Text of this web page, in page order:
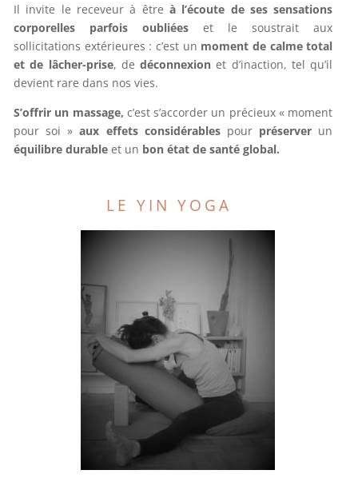
Il invite le receveur à être à l’écoute de ses sensations
corporelles parfois oubliées et le soustrait aux
sollicitations extérieures : c’est un moment de calme total
et de lâcher-prise, dedéconnexion et d’inaction, tel qu’il
devient rare dans nos vies.
S’offrir un massage, c’est s’accorder un précieux « moment
pour soi »aux effets considérables pourpréserver un
équilibre durable et un bon état de santé global.
LE YIN YOGA